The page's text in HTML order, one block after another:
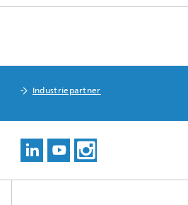
Industriepartner